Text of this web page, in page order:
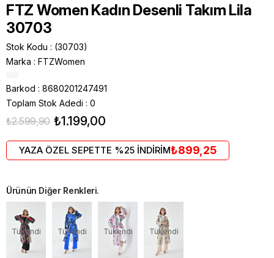
FTZ Women Kadın Desenli Takım Lila
30703
Stok Kodu
(30703)
Marka : FTZWomen
Barkod : 8680201247491
Toplam Stok Adedi : 0
₺2.599,90 ₺1.199,00
YAZA ÖZEL SEPETTE %25 İNDİRİM₺899,25
Ürünün Diğer Renkleri.
Tükendi Tükendi Tükendi Tükendi